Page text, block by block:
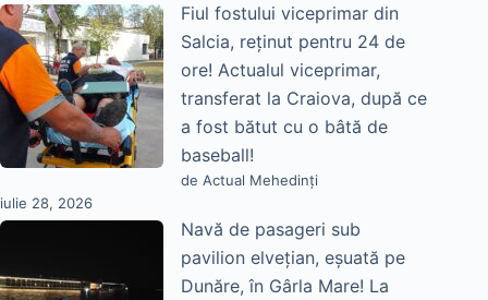
Fiul fostului viceprimar din
Salcia, reținut pentru 24 de
ore! Actualul viceprimar,
transferat la Craiova, după ce
a fost bătut cu o bâtă de
baseball!
de Actual Mehedinți
iulie 28, 2026
Navă de pasageri sub
pavilion elvețian, eșuată pe
Dunăre, în Gârla Mare! La